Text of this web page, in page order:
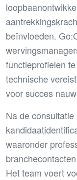
beïnvloeden.
functieprofielen
technische
voor succes
Na de
waaronder
Het team voert